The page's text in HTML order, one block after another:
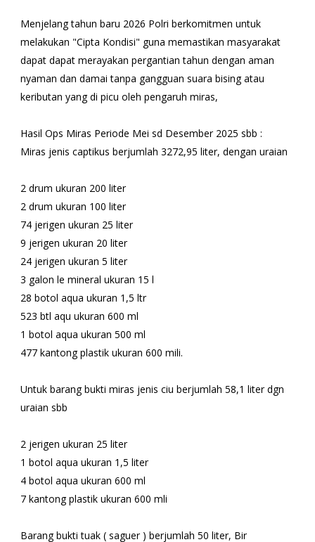
Menjelang tahun baru 2026 Polri berkomitmen untuk
melakukan "Cipta Kondisi" guna memastikan masyarakat
dapat dapat merayakan pergantian tahun dengan aman
nyaman dan damai tanpa gangguan suara bising atau
keributan yang di picu oleh pengaruh miras,
Hasil Ops Miras Periode Mei sd Desember 2025 sbb :
Miras jenis captikus berjumlah 3272,95 liter, dengan uraian
2 drum ukuran 200 liter
2 drum ukuran 100 liter
74 jerigen ukuran 25 liter
9 jerigen ukuran 20 liter
24 jerigen ukuran 5 liter
3 galon le mineral ukuran 15 l
28 botol aqua ukuran 1,5 ltr
523 btl aqu ukuran 600 ml
1 botol aqua ukuran 500 ml
477 kantong plastik ukuran 600 mili.
Untuk barang bukti miras jenis ciu berjumlah 58,1 liter dgn
uraian sbb
2 jerigen ukuran 25 liter
1 botol aqua ukuran 1,5 liter
4 botol aqua ukuran 600 ml
7 kantong plastik ukuran 600 mli
Barang bukti tuak ( saguer ) berjumlah 50 liter, Bir